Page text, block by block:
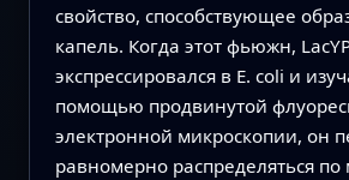
свойство, способствующее
капель. Когда этот фьюжн,
экспрессировался в E. coli и
помощью продвинутой
электронной микроскопии, он
равномерно распределяться